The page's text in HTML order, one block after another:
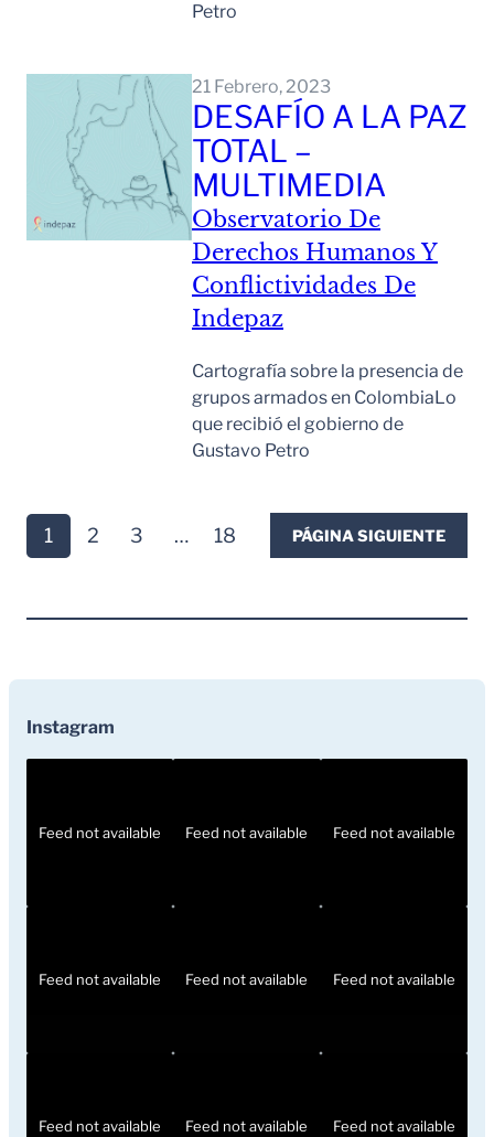
Petro
21 Febrero, 2023
DESAFÍO A LA PAZ
TOTAL –
MULTIMEDIA
Observatorio De
Derechos Humanos Y
Conflictividades De
Indepaz
Cartografía sobre la presencia de
grupos armados en ColombiaLo
que recibió el gobierno de
Gustavo Petro
1 2 3 … 18 PÁGINA SIGUIENTE
Instagram
Feed not available Feed not available Feed not available
Feed not available Feed not available Feed not available
Feed not available Feed not available Feed not available